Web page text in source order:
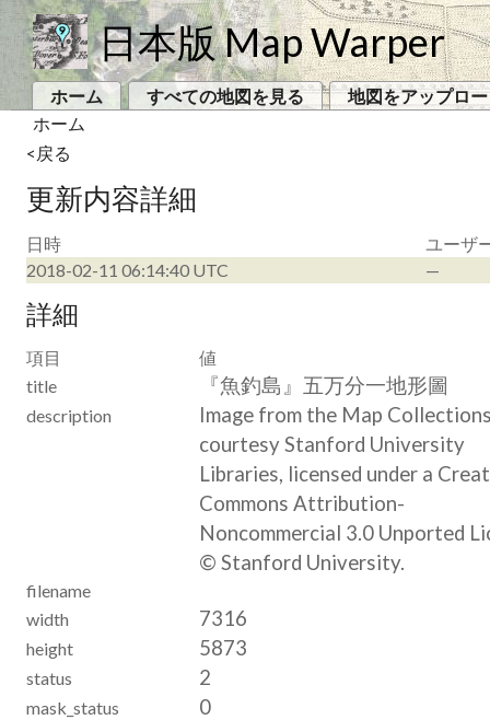
日本版 Map Warper
ホーム すべての地図を見る
地図をアップロ
ホーム
<戻る
更新内容詳細
日時
ユーザ
2018-02-11 06:14:40 UTC
—
詳細
項目
値
title
『魚釣島』五万分一地形圖
description
Image from the Map
courtesy Stanford University
Libraries, licensed under a
Commons Attribution-
Noncommercial 3.0 Unported
© Stanford University.
filename
width
7316
height 5873
status 2
mask_status 0